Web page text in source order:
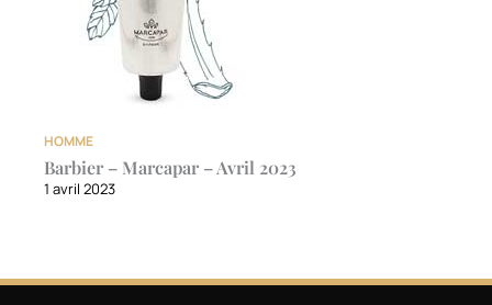
HOMME
Barbier – Marcapar – Avril 2023
1 avril 2023